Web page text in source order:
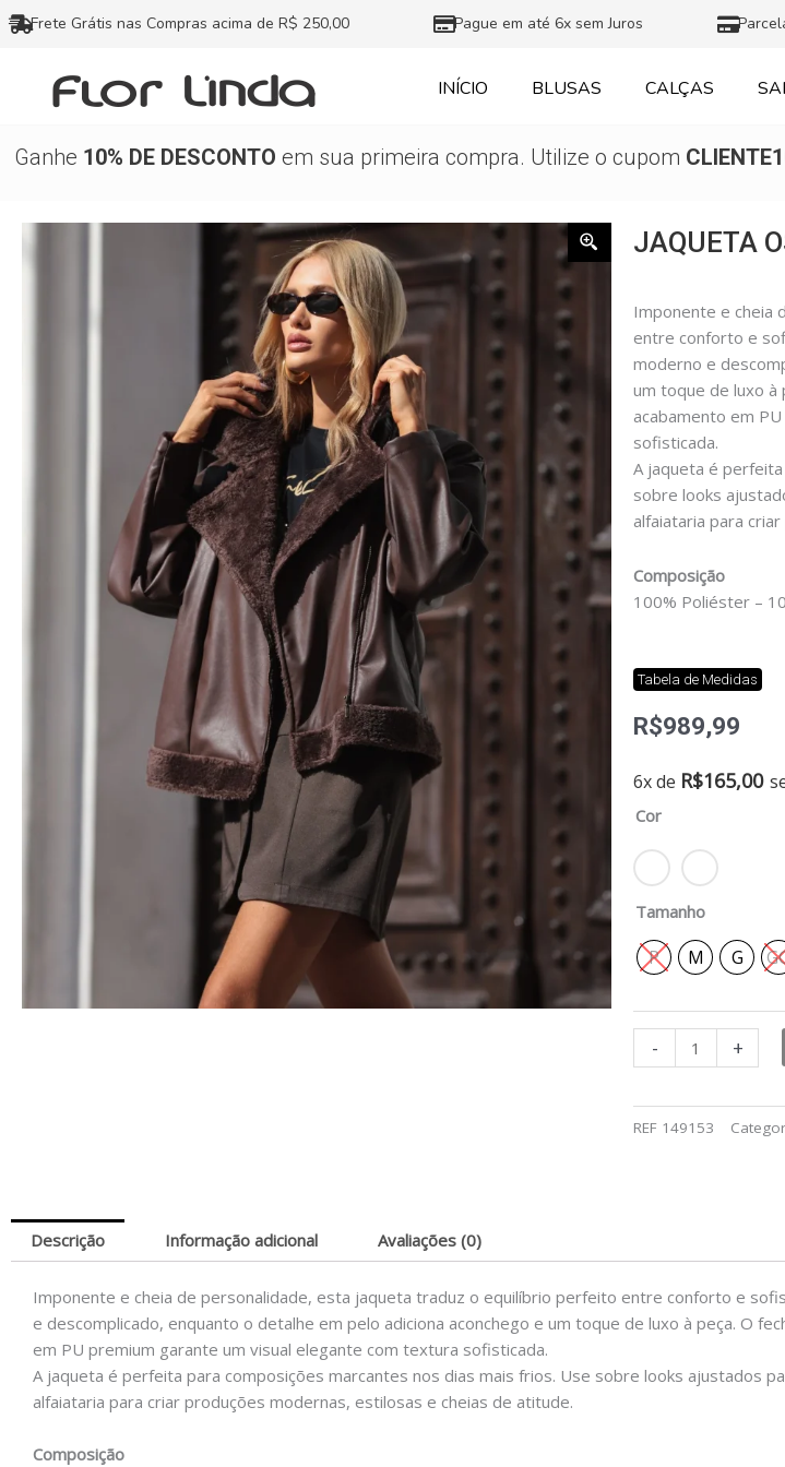
Ir
para
conteúdo
Frete Grátis nas Compras acima de R$ 250,00 Pague em até 6x sem Juros
INÍCIO BLUSAS CALÇAS
Ganhe 10% DE DESCONTO em sua primeira compra. Utilize o cupom
JAQUETA
Imponente e cheia
entre conforto e
moderno e
um toque de luxo à
acabamento em
sofisticada.
A jaqueta é
sobre looks
alfaiataria para
Composição
100% Poliéster –
Tabela de Medidas
R$989,99
6x de R$165,00
Cor
Tamanho
P M G
-
Jaqueta
+
REF 149153
Descrição Informação adicional Avaliações (0)
Imponente e cheia de personalidade, esta jaqueta traduz o equilíbrio perfeito entre conforto e
e descomplicado, enquanto o detalhe em pelo adiciona aconchego e um toque de luxo à peça. O
em PU premium garante um visual elegante com textura sofisticada.
A jaqueta é perfeita para composições marcantes nos dias mais frios. Use sobre looks ajustados
alfaiataria para criar produções modernas, estilosas e cheias de atitude.
Composição